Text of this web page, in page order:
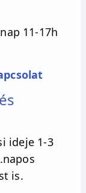
11-17h
ideje 1-3
is.